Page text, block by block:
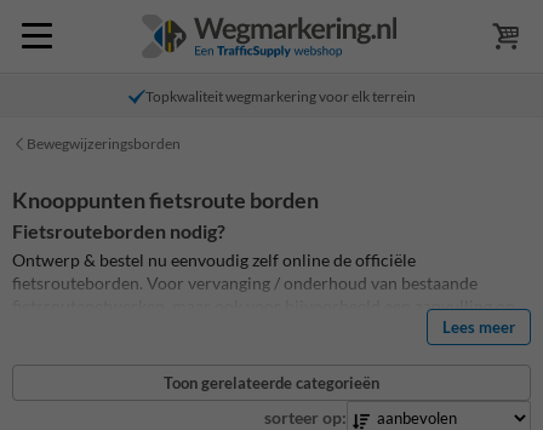
Topkwaliteit wegmarkering voor elk terrein
Bewegwijzeringsborden
Knooppunten fietsroute borden
Fietsrouteborden nodig?
Ontwerp & bestel nu eenvoudig zelf online de officiële
fietsrouteborden. Voor vervanging / onderhoud van bestaande
fietsroutenetwerken, maar ook voor bijvoorbeeld een aanvulling op
fietsnetwerk. Officieële aluminium fietsknooppunt routeborden met
een duurzaam geprinte opdruk. Standaard UV-werend en Anti-
Graffiti.
Lees meer
Toon gerelateerde categorieën
sorteer op: